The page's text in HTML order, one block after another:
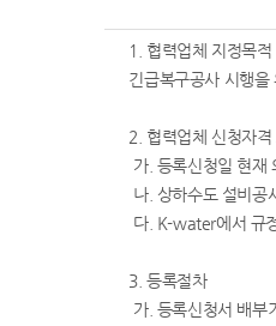
1. 협력업체 지정목
긴급복구공사 시행을
2. 협력업체 신청자격
가. 등록신청일 현재
나. 상하수도 설비공
다. K-water에서 규
3. 등록절차
가. 등록신청서 배